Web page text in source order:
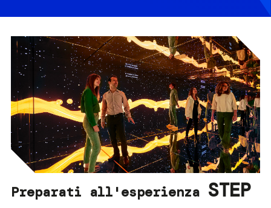
Preparati all'esperienza STEP